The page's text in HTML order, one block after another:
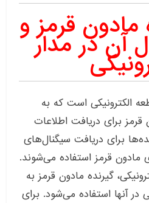
قرمز و
آن در مدار
الکترونیکی است که به
قرمز برای دریافت اطلاعات
برای دریافت سیگنال‌های
مادون قرمز استفاده می‌شوند.
گیرنده مادون قرمز به
در آنها استفاده می‌شود. برای